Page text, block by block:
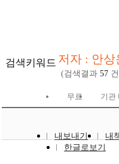
검색키워드 저자 : 안상
(검색결과 57
무료 기관
내보내기
내
한글로보기